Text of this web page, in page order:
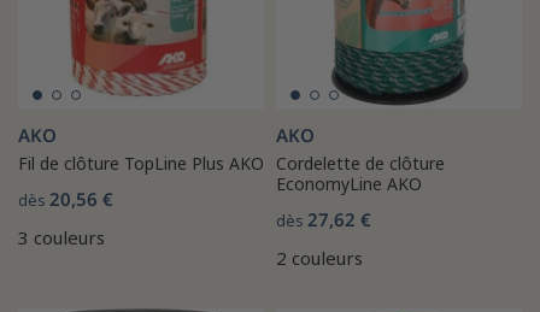
AKO
Fil de clôture TopLine Plus AKO
dès 20,56 €
3 couleurs
AKO
Cordelette de clôture
EconomyLine AKO
dès 27,62 €
2 couleurs